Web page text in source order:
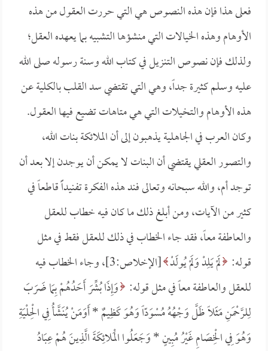
فعلى هذا فإن هذه النصوص هي التي حررت العقول من هذه
الأوهام وهذه الخيالات التي منشؤها التشبيه بما يعهده العقل؛
ولذلك فإن نصوص التنزيل في كتاب الله وسنة رسوله صلى الله
عليه وسلم كثيرة جداً، وهي التي تقتضي سد القلب بالكلية عن
هذه الأوهام والتخيلات التي هي متاهات تضيع فيها العقول.
وكان العرب في الجاهلية يذهبون إلى أن الملائكة بنات الله،
والتصور العقلي يقتضي أن البنات لا يمكن أن يوجدن إلا بعد أن
توجد أم، والله سبحانه وتعالى فند هذه الفكرة تفنيداًَ قاطعاً في
كثير من الآيات، ومن أبلغ ذلك ما كان فيه خطاب للعقل
والعاطفة معاً، فقد جاء الخطاب في ذلك للعقل فقط في مثل
قوله: لَمْ يَلِدْ وَلَمْ يُولَدْ
[الإخلاص:3]، وجاء الخطاب فيه
للعقل والعاطفة معاً في مثل قوله: وَإِذَا بُشِّرَ أَحَدُهُمْ بِمَا ضَرَبَ
لِلرَّحْمَنِ مَثَلاً ظَلَّ وَجْهُهُ مُسْوَدّاً وَهُوَ كَظِيمٌ *أَوَمَنْ يُنَشَّأُ فِي الْحِلْيَةِ
وَهُوَ فِي الْخِصَامِ غَيْرُ مُبِينٍ *وَجَعَلُوا الْمَلائِكَةَ الَّذِينَ هُمْ عِبَادُ